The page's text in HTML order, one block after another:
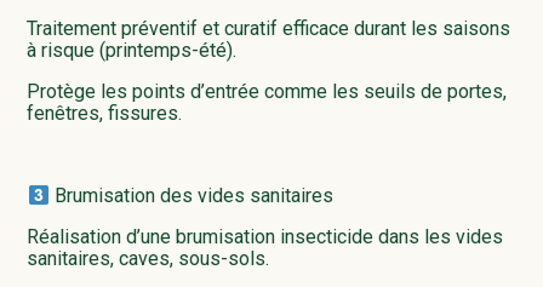
Traitement préventif et curatif efficace durant les saisons
à risque (printemps-été).
Protège les points d’entrée comme les seuils de portes,
fenêtres, fissures.
Brumisation des vides sanitaires
Réalisation d’une brumisation insecticide dans les vides
sanitaires, caves, sous-sols.